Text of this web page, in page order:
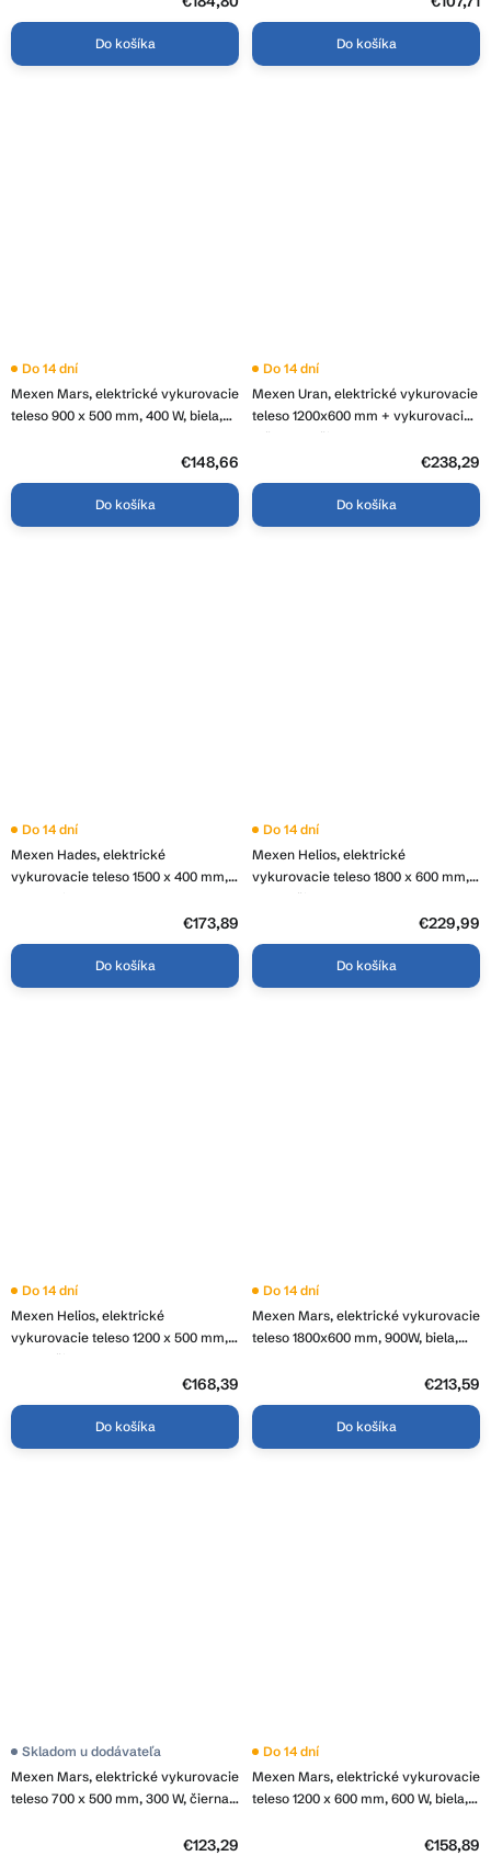
Do košíka
LAV-GRZE-E-ST88080500-BK
Do košíka
Mexen Mars, elektrické vykurovacie
teleso 900 x 500 mm, 400 W, biela,
Do 14 dní
€148,66
Do košíka
Mexen Uran, elektrické vykurovacie
teleso 1200x600 mm + vykurovacia
tyč 600 W, čierna, W105-1200-600-
Do 14 dní
€238,29
Do košíka
Mexen Hades, elektrické
vykurovacie teleso 1500 x 400 mm,
Do 14 dní
€173,89
Do košíka
Mexen Helios, elektrické
vykurovacie teleso 1800 x 600 mm,
900 W, čierna, W103-1800-600-
Do 14 dní
€229,99
Do košíka
Mexen Helios, elektrické
vykurovacie teleso 1200 x 500 mm,
600 W, čierna, W103-1200-500-
Do 14 dní
€168,39
Do košíka
Mexen Mars, elektrické vykurovacie
teleso 1800x600 mm, 900W, biela,
Do 14 dní
€213,59
Do košíka
Mexen Mars, elektrické vykurovacie
teleso 700 x 500 mm, 300 W, čierna,
Skladom u dodávateľa
€123,29
Mexen Mars, elektrické vykurovacie
teleso 1200 x 600 mm, 600 W, biela,
Do 14 dní
€158,89